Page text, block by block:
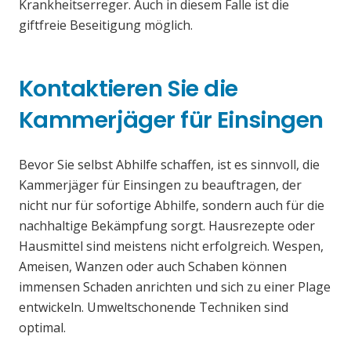
Krankheitserreger. Auch in diesem Falle ist die
giftfreie Beseitigung möglich.
Kontaktieren Sie die
Kammerjäger für Einsingen
Bevor Sie selbst Abhilfe schaffen, ist es sinnvoll, die
Kammerjäger für Einsingen zu beauftragen, der
nicht nur für sofortige Abhilfe, sondern auch für die
nachhaltige Bekämpfung sorgt. Hausrezepte oder
Hausmittel sind meistens nicht erfolgreich. Wespen,
Ameisen, Wanzen oder auch Schaben können
immensen Schaden anrichten und sich zu einer Plage
entwickeln. Umweltschonende Techniken sind
optimal.